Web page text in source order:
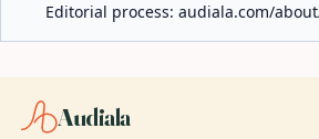
Editorial process: audiala.com/
Audiala